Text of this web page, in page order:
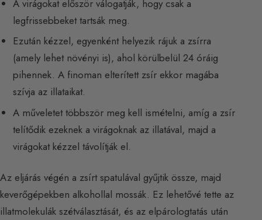
A virágokat először válogatják, hogy csak a
legfrissebbeket tartsák meg.
Ezután kézzel, egyenként helyezik rájuk a zsírra
(amely lehet növényi is), ahol körülbelül 24 óráig
pihennek. A finoman elterített zsír ekkor magába
szívja az illataikat.
A műveletet többször meg kell ismételni, amíg a zsír
telítődik ezeknek a virágoknak az illatával, majd a
virágokat kézzel távolítják el.
Az eljárás végén a zsírt spatulával gyűjtik össze, majd
keverőgépekben alkohollal mossák. Ez lehetővé tette az
illatmolekulák szétválasztását, és az elpárologtatás után